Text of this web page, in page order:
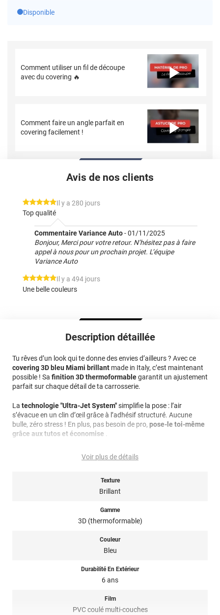
Disponible
Comment utiliser un fil de découpe
avec du covering 🔥
Comment faire un angle parfait en
covering facilement !
Avis de nos clients
*****
Il y a 280 jours
Top qualité
Commentaire Variance Auto-01/11/2025
Bonjour, Merci pour votre retour. N’hésitez pas à faire
appel à nous pour un prochain projet. L’équipe
Variance Auto
*****
Il y a 494 jours
Une belle couleurs
Description détaillée
Tu rêves d’un look qui te donne des envies d’ailleurs ? Avec ce
covering 3D bleu Miami brillant made in Italy, c’est maintenant
possible ! Sa finition 3D thermoformablegarantit un ajustement
parfait sur chaque détail de ta carrosserie.
La technologie "Ultra-Jet System"simplifie la pose : l’air
s’évacue en un clin d’œil grâce à l’adhésif structuré. Aucune
bulle, zéro stress ! En plus, pas besoin de pro, pose-le toi-même
grâce aux tutos et économise
effet ultra-brillant qui capte la lumière et fait
ressortir chaque courbe de ton véhicule.Passe au covering pour
: Ce produit est disponible jusqu’à
GLOSS4444a
Voir plus de détails
Texture
Brillant
Gamme
3D (thermoformable)
Couleur
Bleu
Durabilité En Extérieur
6 ans
Film
PVC coulé multi-couches